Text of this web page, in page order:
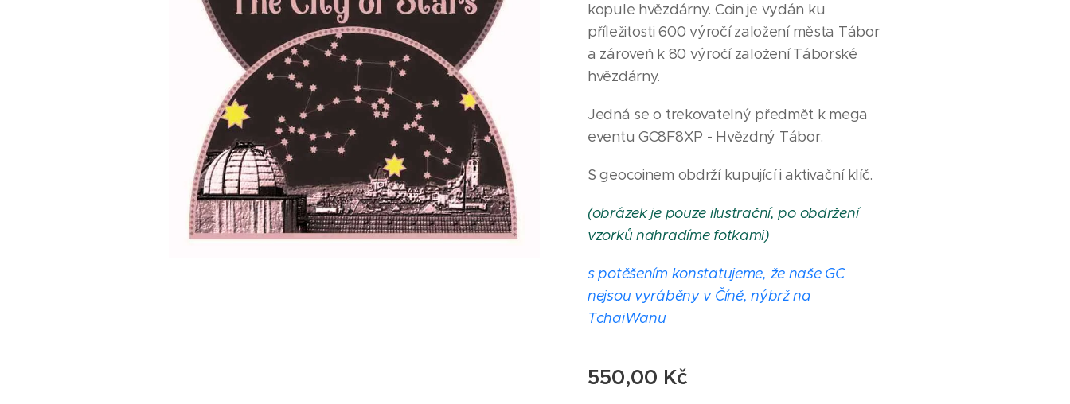
kopule hvězdárny. Coin je vydán ku
příležitosti 600 výročí založení města Tábor
a zároveň k 80 výročí založení Táborské
hvězdárny.
Jedná se o trekovatelný předmět k mega
eventu GC8F8XP - Hvězdný Tábor.
S geocoinem obdrží kupující i aktivační klíč.
(obrázek je pouze ilustrační, po obdržení
vzorků nahradíme fotkami)
s potěšením konstatujeme, že naše GC
nejsou vyráběny v Číně, nýbrž na
TchaiWanu
550,00 Kč